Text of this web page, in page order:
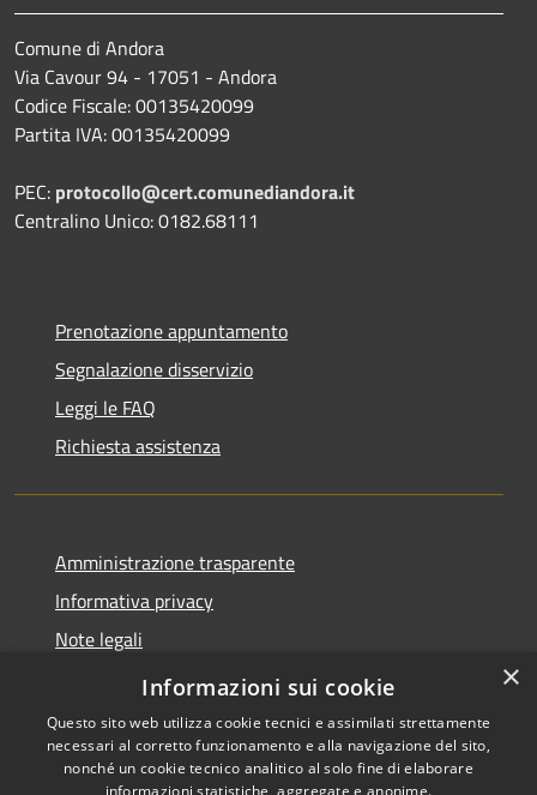
Comune di Andora
Via Cavour 94 - 17051 - Andora
Codice Fiscale: 00135420099
Partita IVA: 00135420099
PEC: protocollo@cert.comunediandora.it
Centralino Unico: 0182.68111
Prenotazione appuntamento
Segnalazione disservizio
Leggi le FAQ
Richiesta assistenza
Amministrazione trasparente
Informativa privacy
Note legali
Dichiarazione di accessibilità
×
Informazioni sui cookie
Questo sito web utilizza cookie tecnici e assimilati strettamente
necessari al corretto funzionamento e alla navigazione del sito,
nonché un cookie tecnico analitico al solo fine di elaborare
informazioni statistiche, aggregate e anonime.